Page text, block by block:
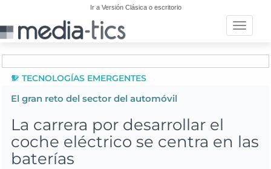
Ir a Versión Clásica o escritorio
Toggle
TECNOLOGÍAS EMERGENTES
El gran reto del sector del automóvil
La carrera por desarrollar el
coche eléctrico se centra en las
baterías